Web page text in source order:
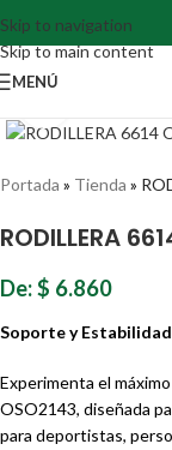
Skip to navigation
Skip to main content
MENÚ
Portada » Tienda »
RODILLERA
De:$ 6.860
Soporte y
Experimenta el
OSO2143, diseñada
para deportistas,